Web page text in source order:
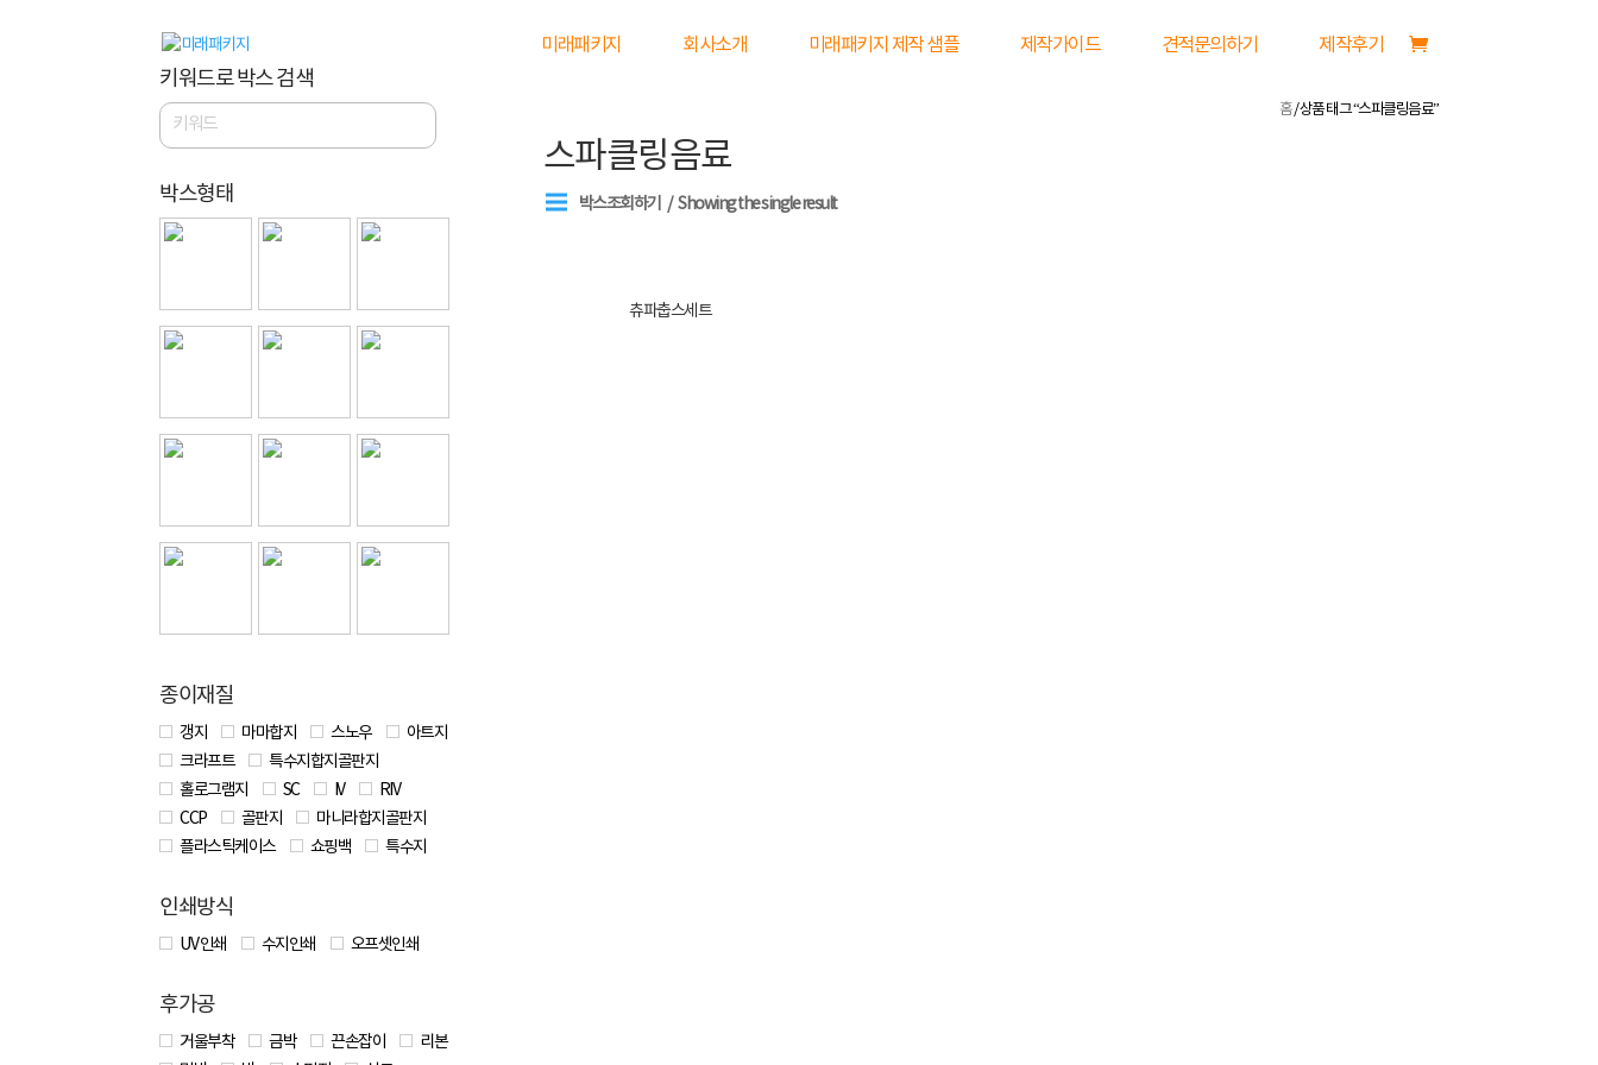
미래패키지 회사소개 미래패키지 제작 샘플 제작가이드 견적문의하기 제작후기
홈/ 상품 태그 “스파클링음료”
스파클링음료
박스조회하기 Showing the single result
츄파춥스세트
키워드로 박스 검색
박스형태
종이재질
갱지 마마합지 스노우
아트지
크라프트
특수지합지골판지
홀로그램지
SC IV
RIV
CCP
골판지
마니라합지골판지
플라스틱케이스
쇼핑백 특수지
인쇄방식
UV 인쇄 수지인쇄 오프셋인쇄
후가공
거울부착 금박 끈손잡이
리본